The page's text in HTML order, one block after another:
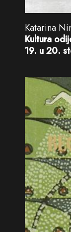
Katarina
Kultura
19. u 20.